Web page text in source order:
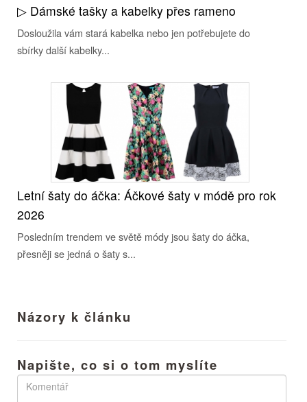
▷ Dámské tašky a kabelky přes rameno
Dosloužila vám stará kabelka nebo jen potřebujete do
sbírky další kabelky...
Letní šaty do áčka: Áčkové šaty v módě pro rok
2026
Posledním trendem ve světě módy jsou šaty do áčka,
přesněji se jedná o šaty s...
Názory k článku
Napište, co si o tom myslíte